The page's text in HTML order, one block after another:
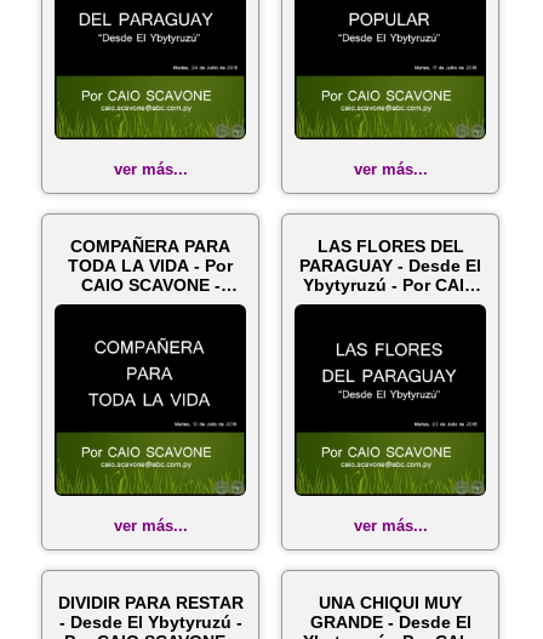
ver más... ver más...
COMPAÑERA PARA
TODA LA VIDA - Por
CAIO SCAVONE -
Martes, 10 de Ju...
ver más...
LAS FLORES DEL
PARAGUAY - Desde El
Ybytyruzú - Por CAIO
SCAVONE -...
ver más...
DIVIDIR PARA RESTAR
- Desde El Ybytyruzú -
UNA CHIQUI MUY
GRANDE - Desde El